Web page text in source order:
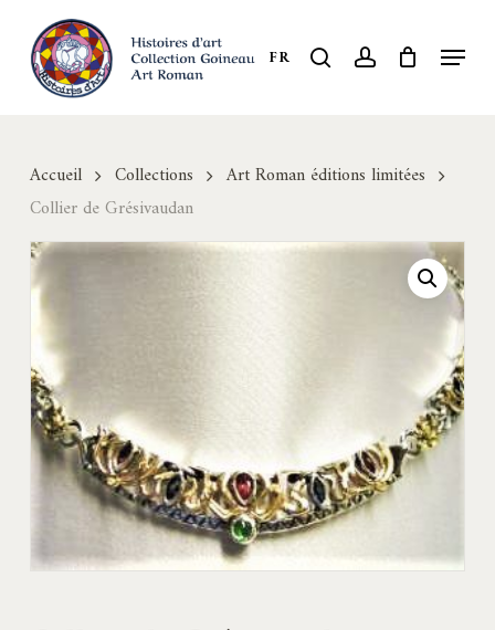
main
content
FR search account Menu
Accueil Collections
Art Roman éditions limitées
Collier de Grésivaudan
Close